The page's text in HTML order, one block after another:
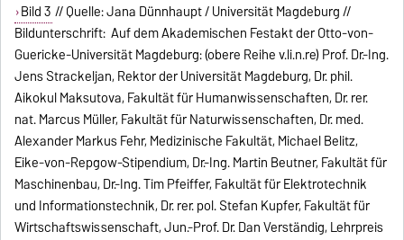
Bild 3 // Quelle: Jana Dünnhaupt / Universität Magdeburg //
Bildunterschrift: Auf dem Akademischen Festakt der Otto-von-
Guericke-Universität Magdeburg: (obere Reihe v.li.n.re) Prof. Dr.-Ing.
Jens Strackeljan, Rektor der Universität Magdeburg, Dr. phil.
Aikokul Maksutova, Fakultät für Humanwissenschaften, Dr. rer.
nat. Marcus Müller, Fakultät für Naturwissenschaften, Dr. med.
Alexander Markus Fehr, Medizinische Fakultät, Michael Belitz,
Eike-von-Repgow-Stipendium, Dr.-Ing. Martin Beutner, Fakultät für
Maschinenbau, Dr.-Ing. Tim Pfeiffer, Fakultät für Elektrotechnik
und Informationstechnik, Dr. rer. pol. Stefan Kupfer, Fakultät für
Wirtschaftswissenschaft, Jun.-Prof. Dr. Dan Verständig, Lehrpreis